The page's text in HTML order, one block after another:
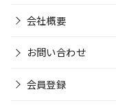
会社概要
お問い合わせ
会員登録